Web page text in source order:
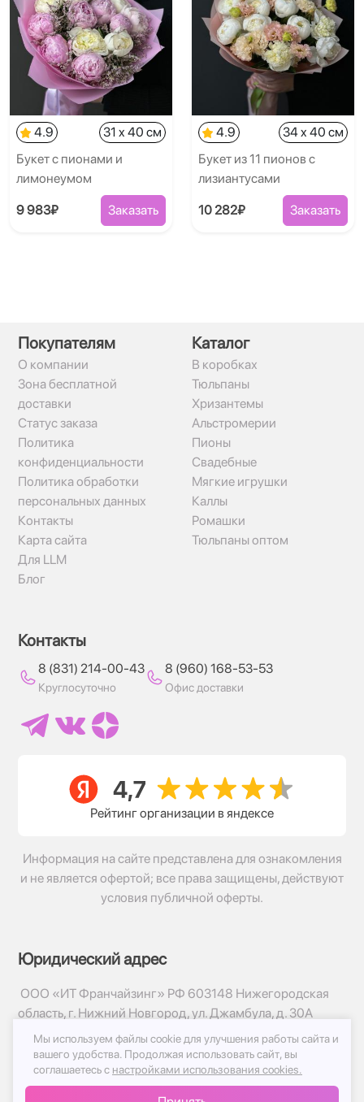
4.9
31 x 40 см
Букет с пионами и
лимонеумом
9 983₽ Заказать
4.9
34 x 40 см
Букет из 11 пионов с
лизиантусами
10 282₽ Заказать
Покупателям
О компании
Зона бесплатной
доставки
Статус заказа
Политика
конфиденциальности
Политика обработки
персональных данных
Контакты
Карта сайта
Для LLM
Блог
Каталог
В коробках
Тюльпаны
Хризантемы
Альстромерии
Пионы
Свадебные
Мягкие игрушки
Каллы
Ромашки
Тюльпаны оптом
Контакты
8 (831) 214-00-43
Круглосуточно
8 (960) 168-53-53
Офис доставки
Рейтинг организации в яндексе
Информация на сайте представлена для ознакомления
и не является офертой; все права защищены, действуют
условия публичной оферты.
Юридический адрес
ООО «ИТ Франчайзинг» РФ 603148 Нижегородская
область, г. Нижний Новгород, ул. Джамбула, д. 30А
© 2017-2026г, База Цветов 24.ру
Политика конфиденциальности
Публичная оферта
Мы используем файлы cookie для улучшения работы сайта и
вашего удобства. Продолжая использовать сайт, вы
соглашаетесь с настройками использования cookies.